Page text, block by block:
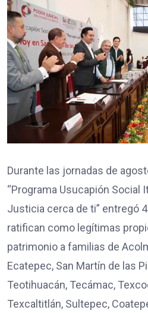
Durante las jornadas de
“Programa Usucapión Social
Justicia cerca de ti” entregó
ratifican como legítimas
patrimonio a familias de
Ecatepec, San Martín de las
Teotihuacán, Tecámac,
Texcaltitlán, Sultepec,